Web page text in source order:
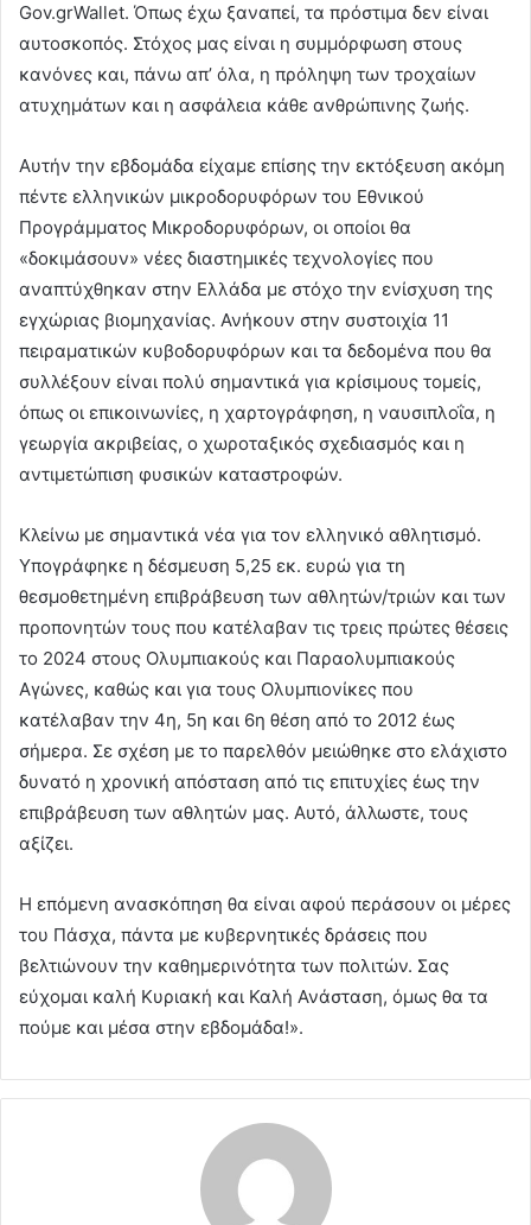
Gov.grWallet. Όπως έχω ξαναπεί, τα πρόστιμα δεν είναι
αυτοσκοπός. Στόχος μας είναι η συμμόρφωση στους
κανόνες και, πάνω απ’ όλα, η πρόληψη των τροχαίων
ατυχημάτων και η ασφάλεια κάθε ανθρώπινης ζωής.
Αυτήν την εβδομάδα είχαμε επίσης την εκτόξευση ακόμη
πέντε ελληνικών μικροδορυφόρων του Εθνικού
Προγράμματος Μικροδορυφόρων, οι οποίοι θα
«δοκιμάσουν» νέες διαστημικές τεχνολογίες που
αναπτύχθηκαν στην Ελλάδα με στόχο την ενίσχυση της
εγχώριας βιομηχανίας. Ανήκουν στην συστοιχία 11
πειραματικών κυβοδορυφόρων και τα δεδομένα που θα
συλλέξουν είναι πολύ σημαντικά για κρίσιμους τομείς,
όπως οι επικοινωνίες, η χαρτογράφηση, η ναυσιπλοΐα, η
γεωργία ακριβείας, ο χωροταξικός σχεδιασμός και η
αντιμετώπιση φυσικών καταστροφών.
Κλείνω με σημαντικά νέα για τον ελληνικό αθλητισμό.
Υπογράφηκε η δέσμευση 5,25 εκ. ευρώ για τη
θεσμοθετημένη επιβράβευση των αθλητών/τριών και των
προπονητών τους που κατέλαβαν τις τρεις πρώτες θέσεις
το 2024 στους Ολυμπιακούς και Παραολυμπιακούς
Αγώνες, καθώς και για τους Ολυμπιονίκες που
κατέλαβαν την 4η, 5η και 6η θέση από το 2012 έως
σήμερα. Σε σχέση με το παρελθόν μειώθηκε στο ελάχιστο
δυνατό η χρονική απόσταση από τις επιτυχίες έως την
επιβράβευση των αθλητών μας. Αυτό, άλλωστε, τους
αξίζει.
Η επόμενη ανασκόπηση θα είναι αφού περάσουν οι μέρες
του Πάσχα, πάντα με κυβερνητικές δράσεις που
βελτιώνουν την καθημερινότητα των πολιτών. Σας
εύχομαι καλή Κυριακή και Καλή Ανάσταση, όμως θα τα
πούμε και μέσα στην εβδομάδα!».